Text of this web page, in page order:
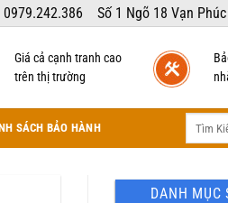
0979.242.386 Số 1 Ngõ 18 Vạn
Giá cả cạnh tranh cao
trên thị trường
SÁCH BẢO HÀNH
DANH MỤC